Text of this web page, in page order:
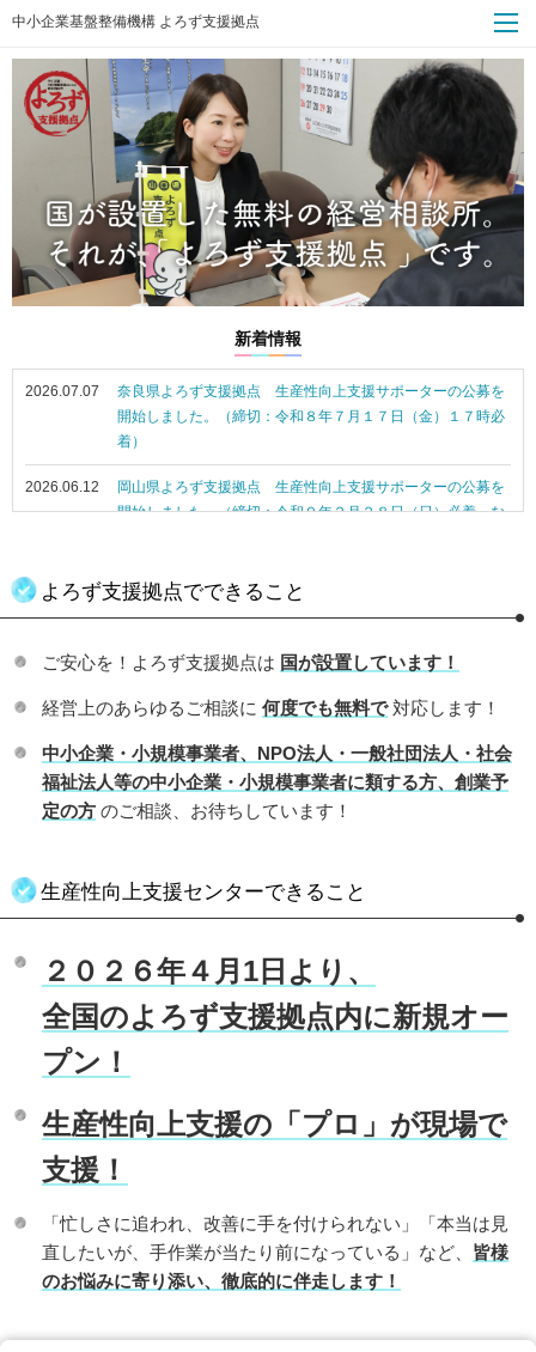
中小企業基盤整備機構 よろず支援拠点
新着情報
2026.07.07
奈良県よろず支援拠点 生産性向上支援サポーターの公募を
開始しました。（締切：令和８年７月１７日（金）１７時必
着）
2026.06.12
岡山県よろず支援拠点 生産性向上支援サポーターの公募を
開始しました。（締切：令和９年２月２８日（日）必着。な
2026.05.15
岡山県よろず支援拠点 コーディネーターの公募を開始しま
2026.04.09
宮城県よろず支援拠点 生産性向上支援サポーターの公募を
2025.07.24 支援拠点一覧情報を更新しました。
2025.06.12
令和６年度（４月～３月）各拠点の活動実績を公開しまし
2025.02.04
【支援事例から経営のヒントを！】令和6年度版よろず支援
す。
2021.08.05
よろず支援拠点では知財総合支援窓口とも連携して支援しま
す。
2018.03.20 よろず支援拠点全国本部HPをリニューアルしました！
よろず支援拠点でできること
ご安心を！よろず支援拠点は 国が設置しています！
経営上のあらゆるご相談に 何度でも無料で対応します！
中小企業・小規模事業者、NPO法人・一般社団法人・社会
福祉法人等の中小企業・小規模事業者に類する方、創業予
定の方 のご相談、お待ちしています！
生産性向上支援センターできること
２０２６年４月1日より、
全国のよろず支援拠点内に新規オー
プン！
生産性向上支援の「プロ」が現場で
支援！
「忙しさに追われ、改善に手を付けられない」「本当は見
直したいが、手作業が当たり前になっている」など、 皆様
のお悩みに寄り添い、徹底的に伴走します！